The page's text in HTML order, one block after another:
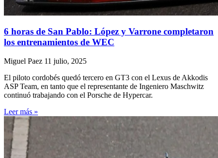
6 horas de San Pablo: López y Varrone completaron
los entrenamientos de WEC
Miguel Paez 11 julio, 2025
El piloto cordobés quedó tercero en GT3 con el Lexus de Akkodis
ASP Team, en tanto que el representante de Ingeniero Maschwitz
continuó trabajando con el Porsche de Hypercar.
Leer más »